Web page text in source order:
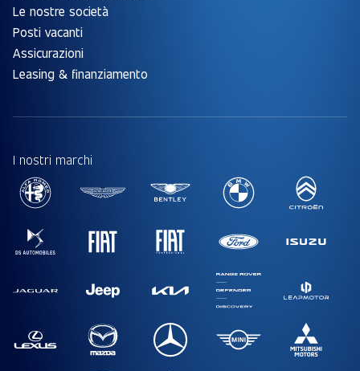
Le nostre società
Posti vacanti
Assicurazioni
Leasing & finanziamento
I nostri marchi